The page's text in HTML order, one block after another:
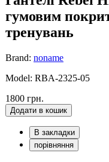
гумовим
тренувань
Brand: noname
Model: RBA-2325-05
1800 грн.
Додати в кошик
В закладки
порівняння